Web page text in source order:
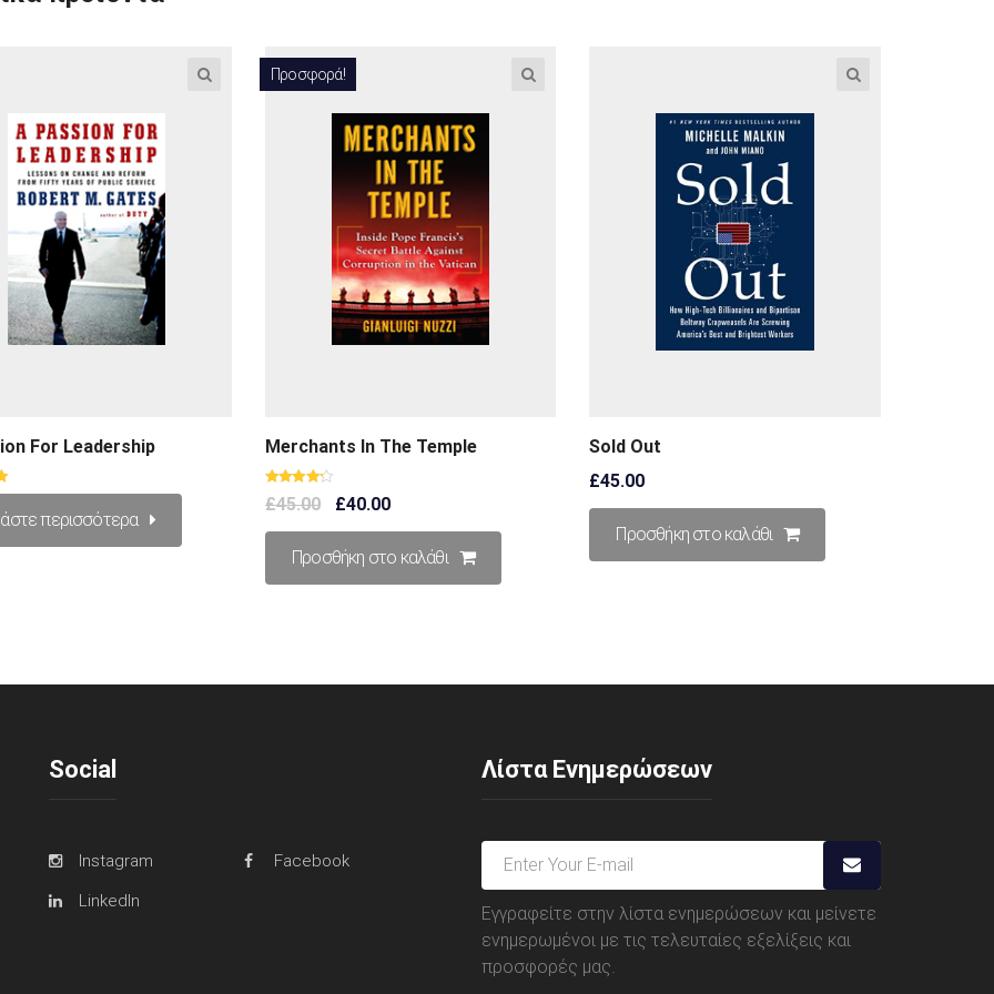
For Leadership
περισσότερα
Προσφορά!
Merchants In The Temple
Βαθμολογήθηκε
με4.00από
£45.00 £40.00
Προσθήκη στο καλάθι
Sold Out
£45.00
Προσθήκη στο καλάθι
Social
Instagram
Facebook
LinkedIn
Λίστα Ενημερώσεων
Εγγραφείτε στην λίστα ενημερώσεων και μείνετε
ενημερωμένοι με τις τελευταίες εξελίξεις και
προσφορές μας.